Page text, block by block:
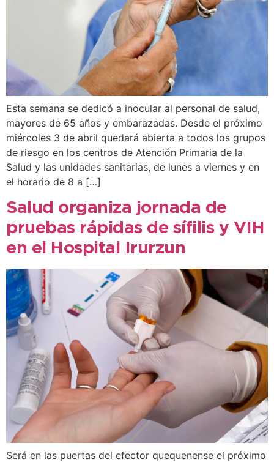
Esta semana se dedicó a inocular al personal de salud,
mayores de 65 años y embarazadas. Desde el próximo
miércoles 3 de abril quedará abierta a todos los grupos
de riesgo en los centros de Atención Primaria de la
Salud y las unidades sanitarias, de lunes a viernes y en
el horario de 8 a […]
Salud organiza jornada de
pruebas rápidas de sífilis y VIH
en el Hospital Irurzun
Será en las puertas del efector quequenense el próximo